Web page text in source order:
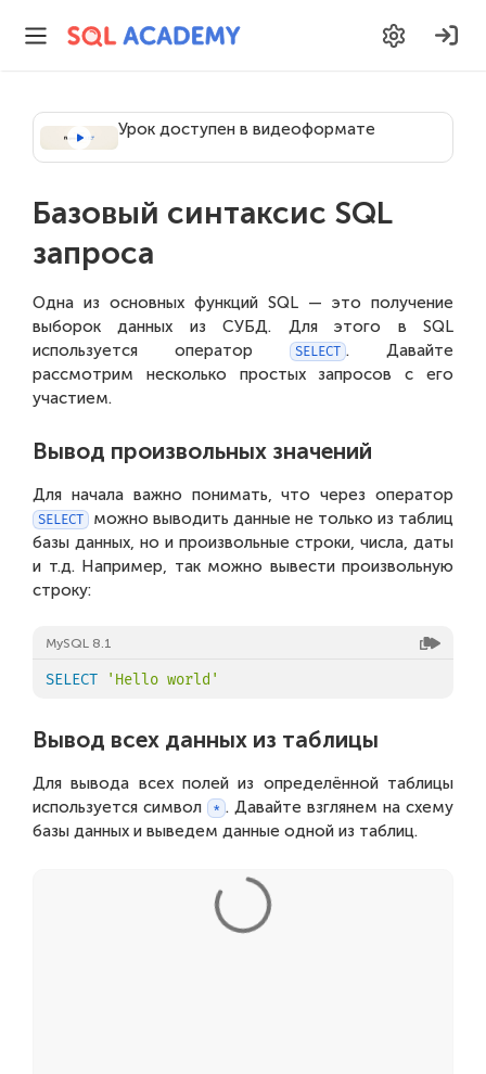
Урок доступен в видеоформате
Базовый синтаксис SQL
запроса
Одна из основных функций SQL — это получение
выборок данных из СУБД. Для этого в SQL
используется оператор
SELECT . Давайте
рассмотрим несколько простых запросов с его
участием.
Вывод произвольных значений
Для начала важно понимать, что через оператор
SELECT
можно выводить данные не только из таблиц
базы данных, но и произвольные строки, числа, даты
и т.д. Например, так можно вывести произвольную
строку:
MySQL 8.1
SELECT 'Hello world'
Вывод всех данных из таблицы
Для вывода всех полей из определённой таблицы
используется символ
* . Давайте взглянем на схему
базы данных и выведем данные одной из таблиц.